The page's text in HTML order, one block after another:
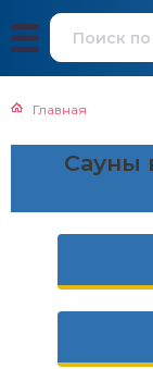
Главная
Сауны